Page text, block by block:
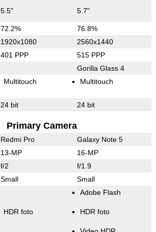
5.5" 5.7"
72.2% 76.8%
1920x1080 2560x1440
401 PPP 515 PPP
Gorilla Glass 4
Multitouch Multitouch
24 bit 24 bit
Primary Camera
Redmi Pro Galaxy Note 5
13-MP 16-MP
f/2 f/1.9
Small Small
HDR foto
Adobe Flash
HDR foto